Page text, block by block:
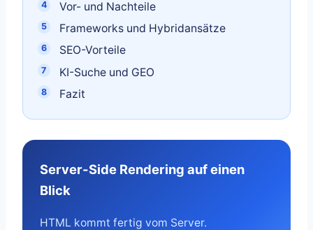
Vor- und Nachteile
Frameworks und Hybridansätze
SEO-Vorteile
KI-Suche und GEO
Fazit
Server-Side Rendering auf einen
Blick
HTML kommt fertig vom Server.